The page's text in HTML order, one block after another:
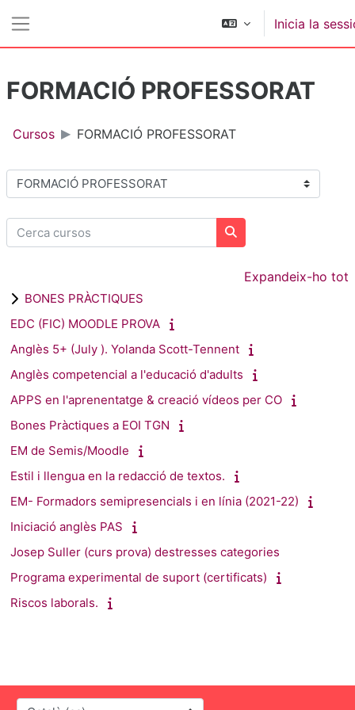
Inicia la
FORMACIÓ PROFESSORAT
Cursos FORMACIÓ PROFESSORAT
Categories de cursos
Cerca cursos
Cerca cursos
Expandeix-ho tot
BONES PRÀCTIQUES
EDC (FIC) MOODLE PROVA
Anglès 5+ (July ). Yolanda Scott-Tennent
Anglès competencial a l'educació d'adults
APPS en l'aprenentatge & creació vídeos per CO
Bones Pràctiques a EOI TGN
EM de Semis/Moodle
Estil i llengua en la redacció de textos.
EM- Formadors semipresencials i en línia (2021-22)
Iniciació anglès PAS
Josep Suller (curs prova) destresses categories
Programa experimental de suport (certificats)
Riscos laborals.